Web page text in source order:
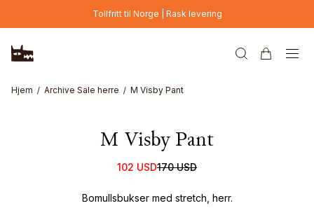
Hopp til hovedinnholdTollfritt til Norge | Rask levering
Hjem Archive Sale herre M Visby Pant
M Visby Pant
102 USD170 USD
Bomullsbukser med stretch, herr.